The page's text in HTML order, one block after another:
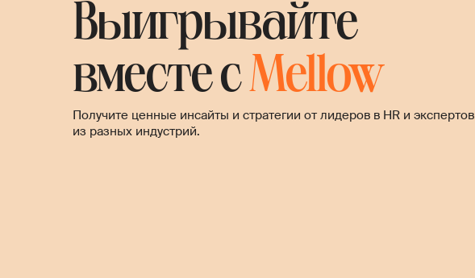
Выигрывайте
вместе сMellow
Получите ценные инсайты и стратегии от лидеров в HR и экспертов
из разных индустрий.